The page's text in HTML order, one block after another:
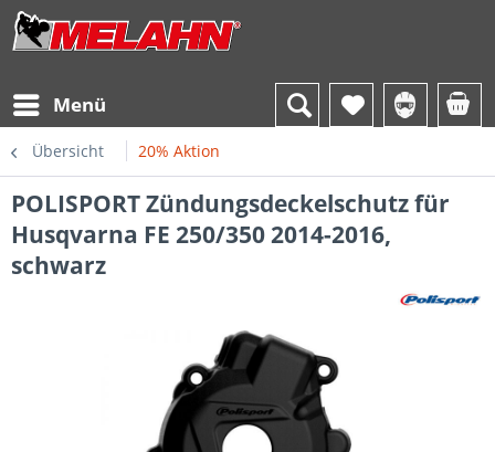
Menü
Übersicht 20% Aktion
POLISPORT Zündungsdeckelschutz für
Husqvarna FE 250/350 2014-2016,
schwarz